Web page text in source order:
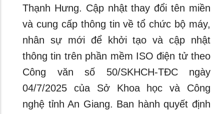
Thạnh Hưng. Cập nhật thay đổi tên miền
và cung cấp thông tin về tổ chức bộ máy,
nhân sự mới để khởi tạo và cập nhật
thông tin trên phần mềm ISO điện tử theo
Công văn số 50/SKHCH-TĐC ngày
04/7/2025 của Sở Khoa học và Công
nghệ tỉnh An Giang. Ban hành quyết định